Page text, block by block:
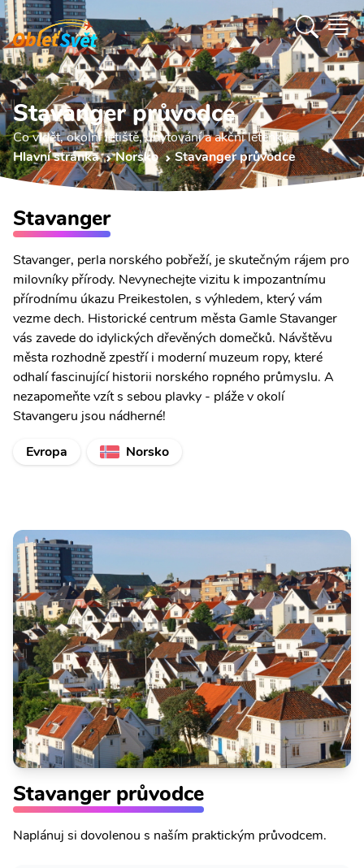
Stavanger průvodce
Co vidět, okolní letiště, ubytování a akční letenky.
Hlavní stránka
Norsko Stavanger průvodce
Stavanger
Stavanger, perla norského pobřeží, je skutečným rájem pro
milovníky přírody. Nevynechejte vizitu k impozantnímu
přírodnímu úkazu Preikestolen, s výhledem, který vám
vezme dech. Historické centrum města Gamle Stavanger
vás zavede do idylických dřevěných domečků. Návštěvu
města rozhodně zpestří i moderní muzeum ropy, které
odhalí fascinující historii norského ropného průmyslu. A
nezapomeňte vzít s sebou plavky - pláže v okolí
Stavangeru jsou nádherné!
Evropa
Norsko
Stavanger průvodce
Naplánuj si dovolenou s naším praktickým průvodcem.